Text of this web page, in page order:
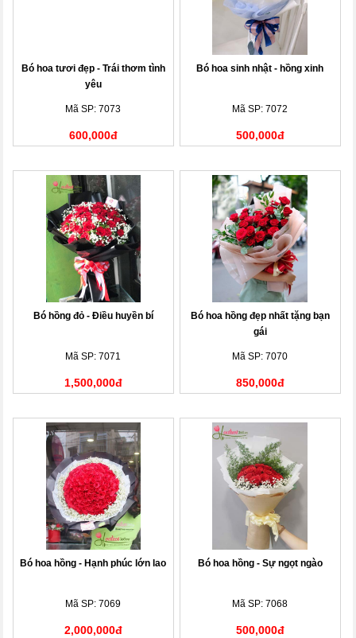
Bó hoa tươi đẹp - Trái thơm tình
yêu
Mã SP: 7073
600,000đ
Bó hoa sinh nhật - hồng xinh
Mã SP: 7072
500,000đ
Bó hồng đỏ - Điều huyền bí
Mã SP: 7071
1,500,000đ
Bó hoa hồng đẹp nhất tặng bạn
gái
Mã SP: 7070
850,000đ
Bó hoa hồng - Hạnh phúc lớn lao
Mã SP: 7069
2,000,000đ
Bó hoa hồng - Sự ngọt ngào
Mã SP: 7068
500,000đ